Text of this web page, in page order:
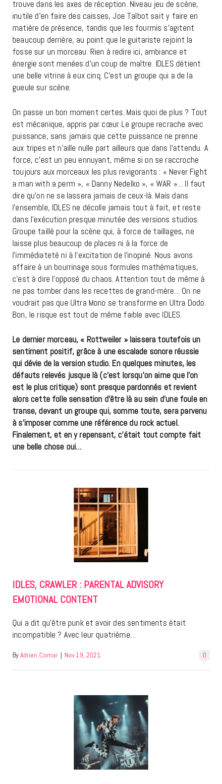
trouve dans les axes de réception. Niveau jeu de scène,
inutile d’en faire des caisses, Joe Talbot sait y faire en
matière de présence, tandis que les fourmis s’agitent
beaucoup derrière, au point que le guitariste rejoint la
fosse sur un morceau. Rien à redire ici, ambiance et
énergie sont menées d’un coup de maître. IDLES détient
une belle vitrine à eux cinq. C’est un groupe qui a de la
gueule sur scène.
On passe un bon moment certes. Mais quoi de plus ? Tout
est mécanique, appris par cœur. Le groupe recrache avec
puissance, sans jamais que cette puissance ne prenne
aux tripes et n’aille nulle part ailleurs que dans l’attendu. A
force, c’est un peu ennuyant, même si on se raccroche
toujours aux morceaux les plus revigorants : « Never Fight
a man with a perm », « Danny Nedelko », « WAR »… Il faut
dire qu’on ne se lassera jamais de ceux-là. Mais dans
l’ensemble, IDLES ne décolle jamais tout à fait, et reste
dans l’exécution presque minutée des versions studios.
Groupe taillé pour la scène qui, à force de taillages, ne
laisse plus beaucoup de places ni à la force de
l’immédiateté ni à l’excitation de l’inopiné. Nous avons
affaire à un bourrinage sous formules mathématiques,
c’est à dire l’opposé du chaos. Attention tout de même à
ne pas tomber dans les recettes de grand-mère… On ne
voudrait pas que Ultra Mono se transforme en Ultra Dodo.
Bon, le risque est tout de même faible avec IDLES.
Le dernier morceau, « Rottweiler » laissera toutefois un
sentiment positif, grâce à une escalade sonore réussie
qui dévie de la version studio. En quelques minutes, les
défauts relevés jusque là (c’est lorsqu’on aime que l’on
est le plus critique) sont presque pardonnés et revient
alors cette folle sensation d’être là au sein d’une foule en
transe, devant un groupe qui, somme toute, sera parvenu
à s’imposer comme une référence du rock actuel.
Finalement, et en y repensant, c’était tout compte fait
une belle chose oui…
IDLES, CRAWLER : PARENTAL ADVISORY
EMOTIONAL CONTENT
Qui a dit qu’être punk et avoir des sentiments était
incompatible ? Avec leur quatrième…
0
By Adrien Comar | Nov 19, 2021